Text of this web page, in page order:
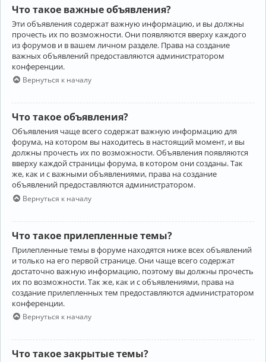
Что такое важные объявления?
Эти объявления содержат важную информацию, и вы должны
прочесть их по возможности. Они появляются вверху каждого
из форумов и в вашем личном разделе. Права на создание
важных объявлений предоставляются администратором
конференции.
Вернуться к началу
Что такое объявления?
Объявления чаще всего содержат важную информацию для
форума, на котором вы находитесь в настоящий момент, и вы
должны прочесть их по возможности. Объявления появляются
вверху каждой страницы форума, в котором они созданы. Так
же, как и с важными объявлениями, права на создание
объявлений предоставляются администратором.
Вернуться к началу
Что такое прилепленные темы?
Прилепленные темы в форуме находятся ниже всех объявлений
и только на его первой странице. Они чаще всего содержат
достаточно важную информацию, поэтому вы должны прочесть
их по возможности. Так же, как и с объявлениями, права на
создание прилепленных тем предоставляются администратором
конференции.
Вернуться к началу
Что такое закрытые темы?